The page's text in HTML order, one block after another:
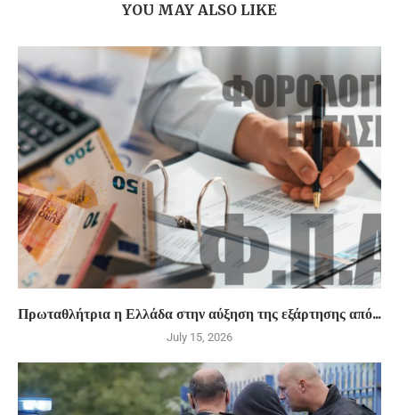
YOU MAY ALSO LIKE
Πρωταθλήτρια η Ελλάδα στην αύξηση της εξάρτησης από...
July 15, 2026